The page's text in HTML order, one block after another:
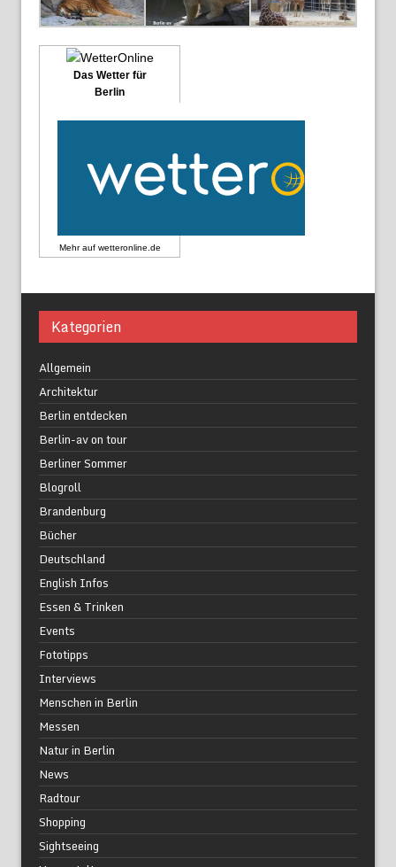
Das Wetter für
Berlin
Mehr auf wetteronline.de
Kategorien
Allgemein
Architektur
Berlin entdecken
Berlin-av on tour
Berliner Sommer
Blogroll
Brandenburg
Bücher
Deutschland
English Infos
Essen & Trinken
Events
Fototipps
Interviews
Menschen in Berlin
Messen
Natur in Berlin
News
Radtour
Shopping
Sightseeing